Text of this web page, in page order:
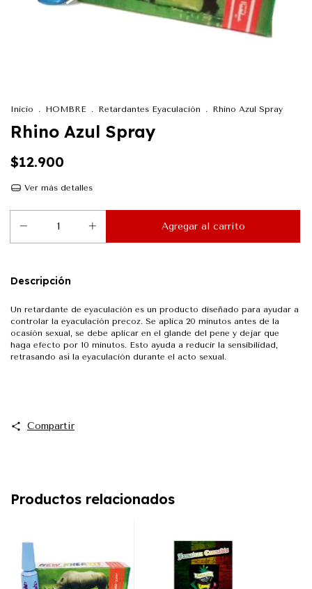
Inicio . HOMBRE . Retardantes Eyaculación . Rhino Azul Spray
Rhino Azul Spray
$12.900
Ver más detalles
Descripción
Un retardante de eyaculación es un producto diseñado para ayudar a
controlar la eyaculación precoz. Se aplica 20 minutos antes de la
ocasión sexual, se debe aplicar en el glande del pene y dejar que
haga efecto por 10 minutos. Esto ayuda a reducir la sensibilidad,
retrasando así la eyaculación durante el acto sexual.
Compartir
Productos relacionados